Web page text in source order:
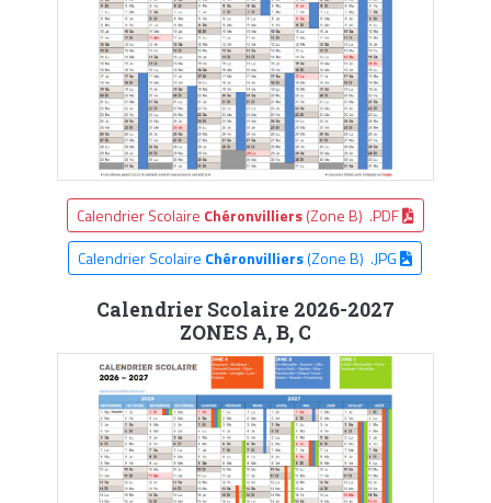
Calendrier Scolaire Chéronvilliers(Zone B) .PDF
Calendrier Scolaire Chéronvilliers(Zone B) .JPG
Calendrier Scolaire 2026-2027
ZONES A, B, C